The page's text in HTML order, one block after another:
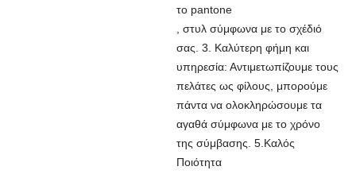
το pantone
, στυλ σύμφωνα με το σχέδιό
σας. 3. Καλύτερη φήμη και
υπηρεσία: Αντιμετωπίζουμε τους
πελάτες ως φίλους, μπορούμε
πάντα να ολοκληρώσουμε τα
αγαθά σύμφωνα με το χρόνο
της σύμβασης. 5.Καλός
Ποιότητα